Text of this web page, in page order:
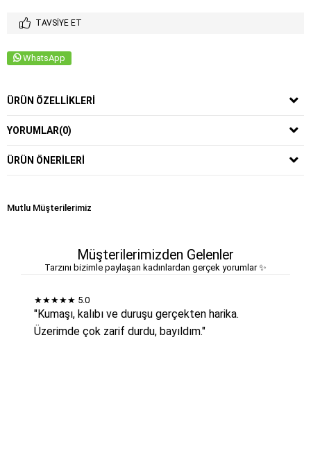
TAVSIYE ET
WhatsApp
ÜRÜN ÖZELLIKLERI
YORUMLAR(0)
ÜRÜN ÖNERILERI
Mutlu Müşterilerimiz
Müşterilerimizden Gelenler
Tarzını bizimle paylaşan kadınlardan gerçek yorumlar ✨
★★★★★ 5.0
"Kumaşı, kalıbı ve duruşu gerçekten harika.
Üzerimde çok zarif durdu, bayıldım."